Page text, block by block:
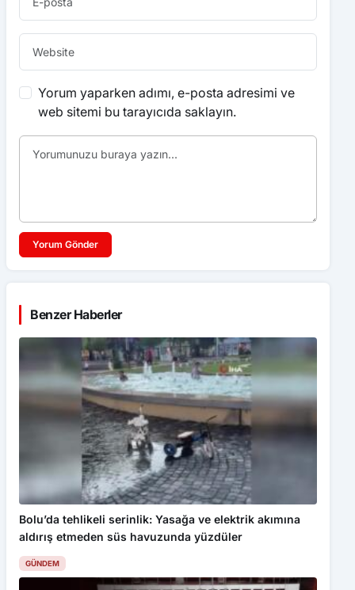
Yorum yaparken adımı, e-posta adresimi ve
web sitemi bu tarayıcıda saklayın.
Yorum Gönder
Benzer Haberler
Bolu’da tehlikeli serinlik: Yasağa ve elektrik akımına
aldırış etmeden süs havuzunda yüzdüler
GÜNDEM